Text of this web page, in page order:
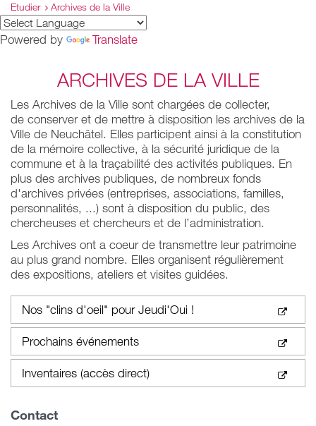
Etudier Archives de la Ville
Powered by Translate
ARCHIVES DE LA VILLE
Les Archives de la Ville sont chargées de collecter,
de conserver et de mettre à disposition les archives de la
Ville de Neuchâtel. Elles participent ainsi à la constitution
de la mémoire collective, à la sécurité juridique de la
commune et à la traçabilité des activités publiques. En
plus des archives publiques, de nombreux fonds
d'archives privées (entreprises, associations, familles,
personnalités, ...) sont à disposition du public, des
chercheuses et chercheurs et de l’administration.
Les Archives ont a coeur de transmettre leur patrimoine
au plus grand nombre. Elles organisent régulièrement
des expositions, ateliers et visites guidées.
Nos "clins d'oeil" pour Jeudi'Oui !
Prochains événements
Inventaires (accès direct)
Contact